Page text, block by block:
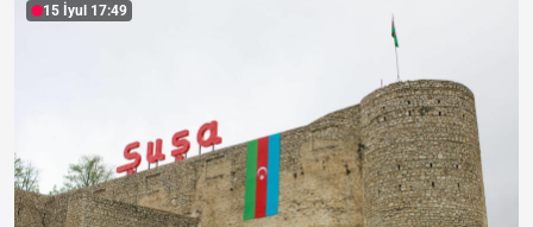
15 İyul 17:49